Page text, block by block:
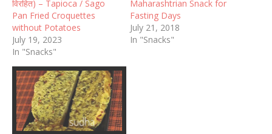
विरहित) – Tapioca / Sago
Pan Fried Croquettes
without Potatoes
July 19, 2023
In "Snacks"
Maharashtrian Snack for
Fasting Days
July 21, 2018
In "Snacks"